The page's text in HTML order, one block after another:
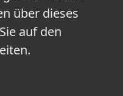
über dieses
auf den